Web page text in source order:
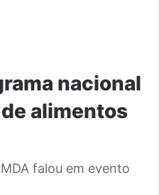
nacional
alimentos
falou em evento